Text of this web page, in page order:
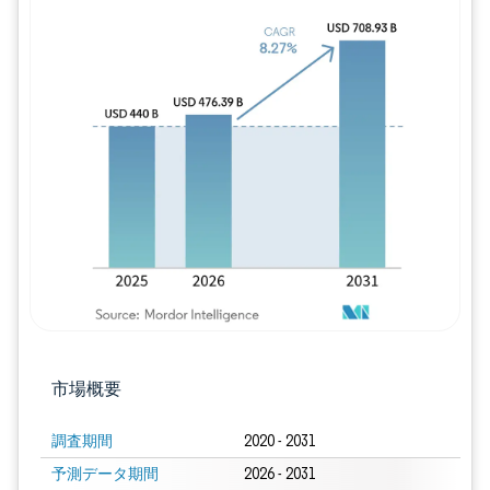
市場概要
調査期間 2020 - 2031
予測データ期間 2026 - 2031
画像 © Mordor Intelligence。再利用には